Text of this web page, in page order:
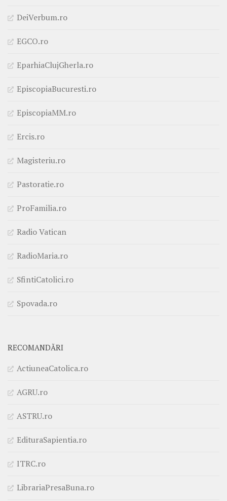
DeiVerbum.ro
EGCO.ro
EparhiaClujGherla.ro
EpiscopiaBucuresti.ro
EpiscopiaMM.ro
Ercis.ro
Magisteriu.ro
Pastoratie.ro
ProFamilia.ro
Radio Vatican
RadioMaria.ro
SfintiCatolici.ro
Spovada.ro
RECOMANDĂRI
ActiuneaCatolica.ro
AGRU.ro
ASTRU.ro
EdituraSapientia.ro
ITRC.ro
LibrariaPresaBuna.ro